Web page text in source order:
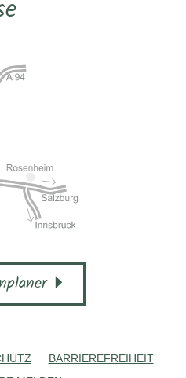
BARRIEREFREIHEIT